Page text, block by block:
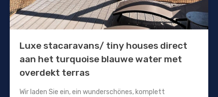
Luxe stacaravans/ tiny houses direct
aan het turquoise blauwe water met
overdekt terras
Wir laden Sie ein, ein wunderschönes, komplett